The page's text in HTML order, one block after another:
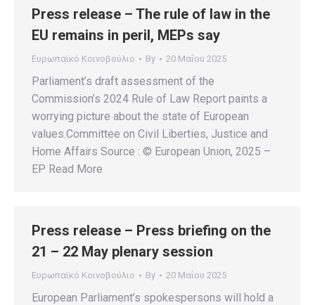
Press release – The rule of law in the
EU remains in peril, MEPs say
Ευρωπαϊκό Κοινοβούλιο By 20 Μαΐου 2025
Parliament’s draft assessment of the
Commission’s 2024 Rule of Law Report paints a
worrying picture about the state of European
values.Committee on Civil Liberties, Justice and
Home Affairs Source : © European Union, 2025 –
EP Read More
Press release – Press briefing on the
21 – 22 May plenary session
Ευρωπαϊκό Κοινοβούλιο By 20 Μαΐου 2025
European Parliament’s spokespersons will hold a